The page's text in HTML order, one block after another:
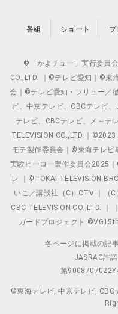
番組 ショート
©「かよチュー」実行委員
CO.,LTD. ｜©テレビ愛知｜©東
会｜©テレビ愛知・フリュー／
ビ、中京テレビ、CBCテレビ
テレビ、CBCテレビ、メ～
TELEVISION CO.,LTD.｜
モテ製作委員会｜©東海テレ
実験ヒーロー製作委員会2025
レ ｜©TOKAI TELEVISION
いこ／講談社（C）CTV ｜（
CBC TELEVISION CO.,LTD. ｜
ガードプロジェクト
各ページに掲載の記
JASRAC許
第
©東海テレビ, 中京テレビ, CBC